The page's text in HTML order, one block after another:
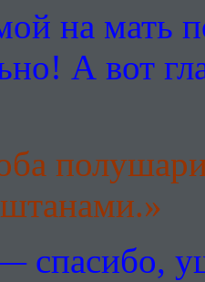
на мать
А вот
спасибо,